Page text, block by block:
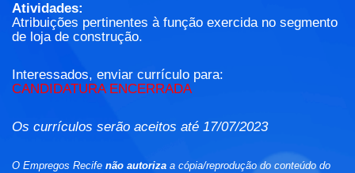
Atividades:
Atribuições pertinentes à função exercida no segmento
de loja de construção.
Interessados, enviar currículo para:
CANDIDATURA ENCERRADA
Os currículos serão aceitos até 17/07/2023
O Empregos Recife não autoriza a cópia/reprodução do conteúdo do